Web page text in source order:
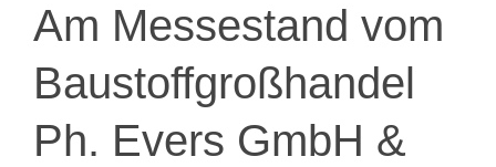
Am Messestand vom
Baustoffgroßhandel
Ph. Evers GmbH &